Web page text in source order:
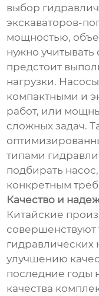
выбор
экскаваторов-
мощностью,
нужно
предстоит
нагрузки.
компактными и
работ, или
сложных задач.
типами
подбирать
конкретным
Качество и
Китайские
совершенствуют
гидравлических
улучшению
последние годы
качества